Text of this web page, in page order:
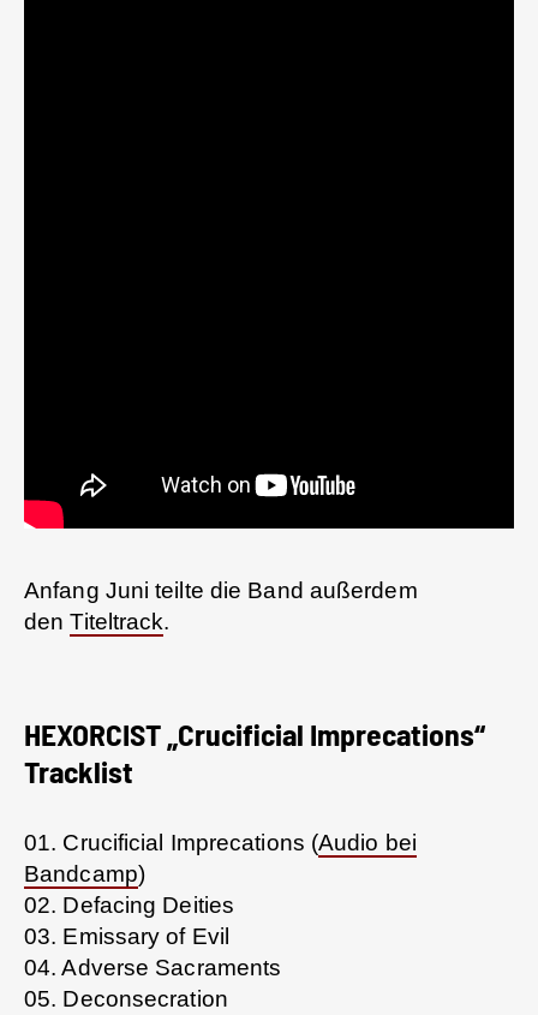
Anfang Juni teilte die Band außerdem
denTiteltrack.
HEXORCIST „Crucificial Imprecations“
Tracklist
01. Crucificial Imprecations (Audio bei
Bandcamp)
02. Defacing Deities
03. Emissary of Evil
04. Adverse Sacraments
05. Deconsecration